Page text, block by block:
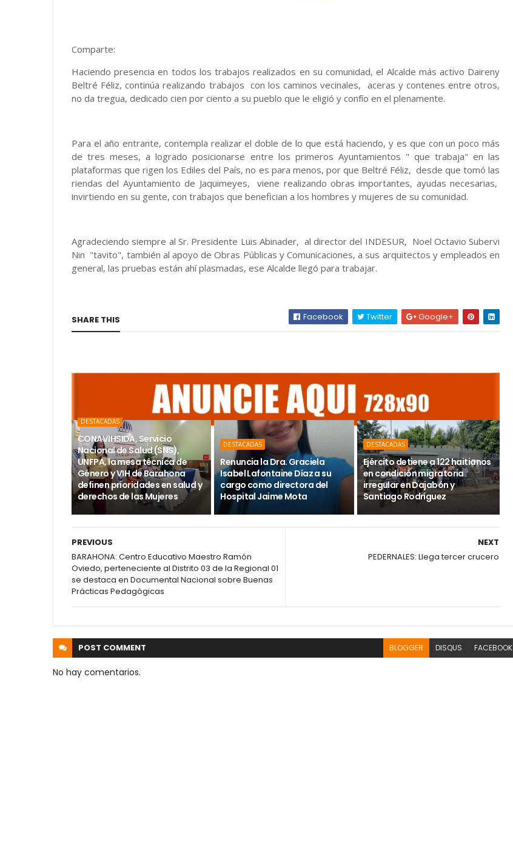
Comparte:
Haciendo presencia en todos los trabajos realizados en su comunidad, el Alcalde más activo Daireny
Beltré Féliz, continúa realizando trabajos con los caminos vecinales, aceras y contenes entre otros,
no da tregua, dedicado cien por ciento a su pueblo que le eligió y confío en el plenamente.
Para el año entrante, contempla realizar el doble de lo que está haciendo, y es que con un poco más
de tres meses, a logrado posicionarse entre los primeros Ayuntamientos " que trabaja" en las
plataformas que rigen los Ediles del País, no es para menos, por que Beltré Féliz, desde que tomó las
riendas del Ayuntamiento de Jaquimeyes, viene realizando obras importantes, ayudas necesarias,
invirtiendo en su gente, con trabajos que benefician a los hombres y mujeres de su comunidad.
Agradeciendo siempre al Sr. Presidente Luis Abinader, al director del INDESUR, Noel Octavio Subervi
Nin "tavito", también al apoyo de Obras Públicas y Comunicaciones, a sus arquitectos y empleados en
general, las pruebas están ahí plasmadas, ese Alcalde llegó para trabajar.
SHARE THIS Facebook Twitter Google+
DESTACADAS
CONAVIHSIDA, Servicio
Nacional de Salud (SNS),
UNFPA, la mesa técnica de
Género y VIH de Barahona
definen prioridades en salud y
derechos de las Mujeres
DESTACADAS
Renuncia la Dra. Graciela
Isabel Lafontaine Díaz a su
cargo como directora del
Hospital Jaime Mota
DESTACADAS
Ejército detiene a 122 haitianos
en condición migratoria
irregular en Dajabón y
Santiago Rodríguez
NEXT
PEDERNALES: Llega tercer crucero
PREVIOUS
BARAHONA: Centro Educativo Maestro Ramón
Oviedo, perteneciente al Distrito 03 de la Regional 01
se destaca en Documental Nacional sobre Buenas
Prácticas Pedagógicas
POST COMMENT BLOGGER DISQUS FACEBOOK
No hay comentarios.